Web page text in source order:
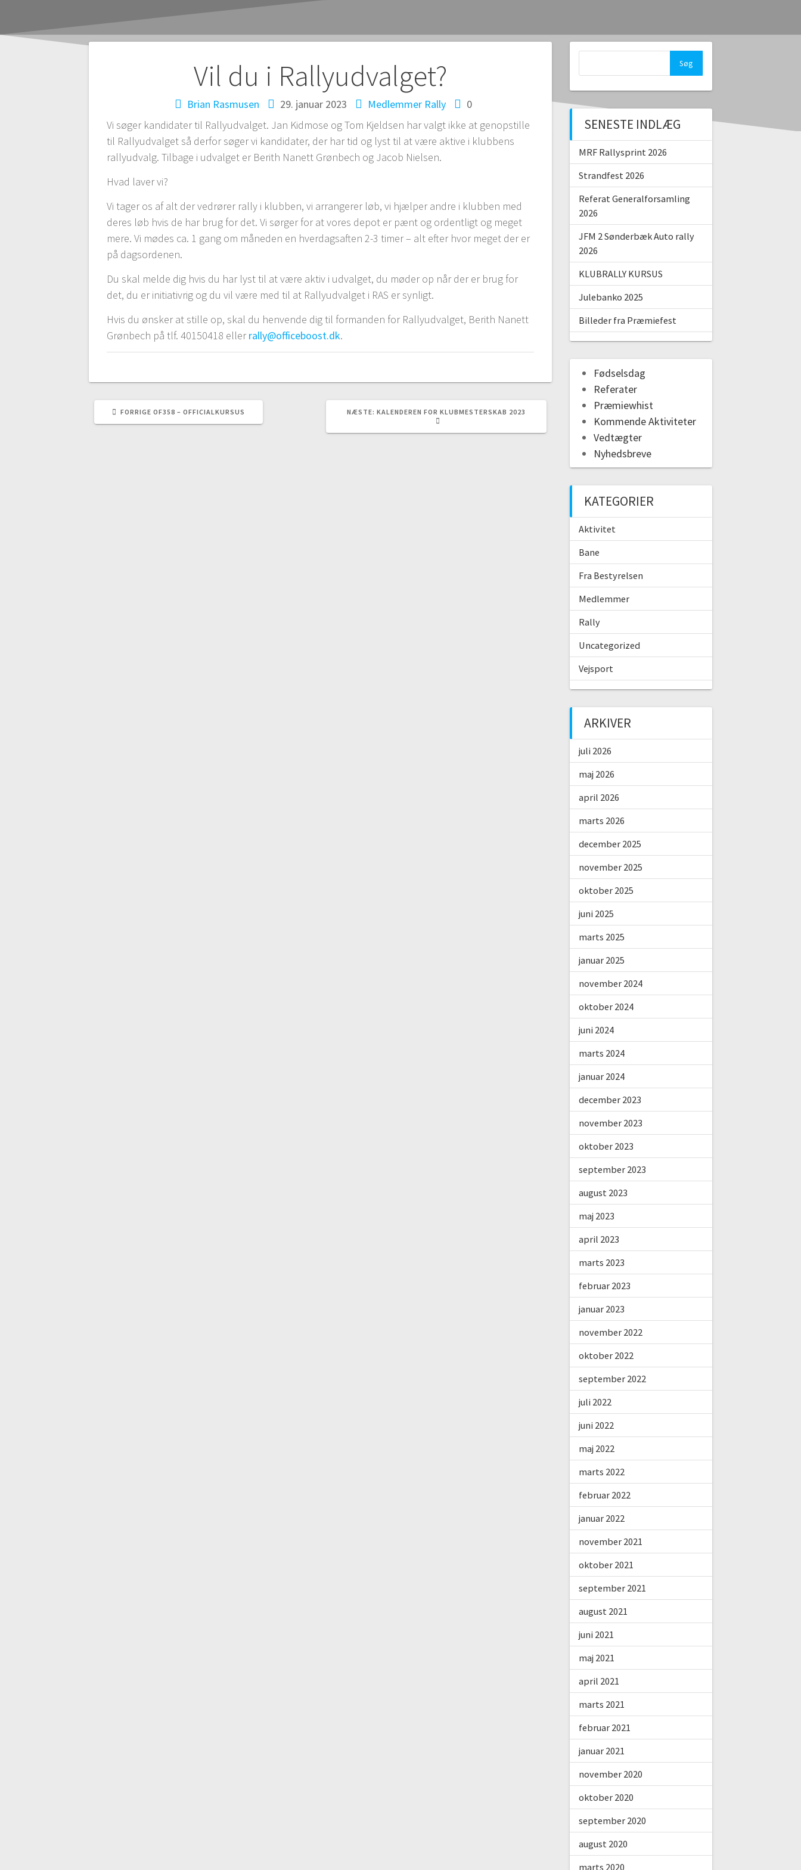
Vil du i Rallyudvalget?
Brian Rasmusen 29. januar 2023 Medlemmer Rally
0
Vi søger kandidater til Rallyudvalget. Jan Kidmose og Tom Kjeldsen har valgt ikke at genopstille
til Rallyudvalget så derfor søger vi kandidater, der har tid og lyst til at være aktive i klubbens
rallyudvalg. Tilbage i udvalget er Berith Nanett Grønbech og Jacob Nielsen.
Hvad laver vi?
Vi tager os af alt der vedrører rally i klubben, vi arrangerer løb, vi hjælper andre i klubben med
deres løb hvis de har brug for det. Vi sørger for at vores depot er pænt og ordentligt og meget
mere. Vi mødes ca. 1 gang om måneden en hverdagsaften 2-3 timer – alt efter hvor meget der er
på dagsordenen.
Du skal melde dig hvis du har lyst til at være aktiv i udvalget, du møder op når der er brug for
det, du er initiativrig og du vil være med til at Rallyudvalget i RAS er synligt.
Hvis du ønsker at stille op, skal du henvende dig til formanden for Rallyudvalget, Berith Nanett
Grønbech på tlf. 40150418 ellerrally@officeboost.dk.
Indlægsnavigation
FORRIGE FORRIGE
OF358 – OFFICIALKURSUS NÆSTE: NÆSTE
KALENDEREN FOR KLUBMESTERSKAB 2023
SENESTE INDLÆG
MRF Rallysprint 2026
Strandfest 2026
Referat Generalforsamling
2026
JFM 2 Sønderbæk Auto rally
2026
KLUBRALLY KURSUS
Julebanko 2025
Billeder fra Præmiefest
Fødselsdag
Referater
Præmiewhist
Kommende Aktiviteter
Vedtægter
Nyhedsbreve
KATEGORIER
Aktivitet
Bane
Fra Bestyrelsen
Medlemmer
Rally
Uncategorized
Vejsport
ARKIVER
juli 2026
maj 2026
april 2026
marts 2026
december 2025
november 2025
oktober 2025
juni 2025
marts 2025
januar 2025
november 2024
oktober 2024
juni 2024
marts 2024
januar 2024
december 2023
november 2023
oktober 2023
september 2023
august 2023
maj 2023
april 2023
marts 2023
februar 2023
januar 2023
november 2022
oktober 2022
september 2022
juli 2022
juni 2022
maj 2022
marts 2022
februar 2022
januar 2022
november 2021
oktober 2021
september 2021
august 2021
juni 2021
maj 2021
april 2021
marts 2021
februar 2021
januar 2021
november 2020
oktober 2020
september 2020
august 2020
marts 2020